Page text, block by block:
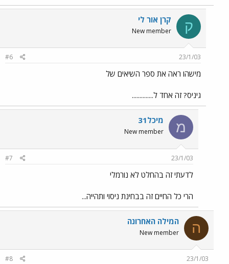
ק קרן אור לי
New member
23/1/03
#6
מישהו ראה את ספר השיאים של
גיניס? זה אחד ל..............
מ מיכל31
New member
23/1/03
#7
לדעתי זה בהחלט לא נורמלי
הרי כל החיים זה בבחינת ניסוי ותהייה...
ה המילה האחרונה
New member
23/1/03
#8